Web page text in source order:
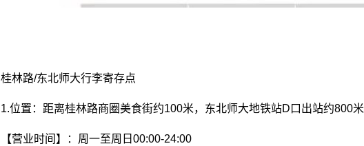
桂林路/东北师大行李寄存点
1.位置：距离桂林路商圈美食街约100米，东北师大地铁站D口出站约800米
【营业时间】：周一至周日00:00-24:00